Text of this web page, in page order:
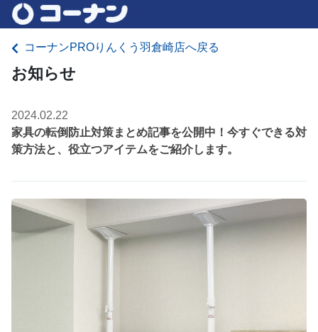
コーナンPROりんくう羽倉崎店へ戻る
お知らせ
2024.02.22
家具の転倒防止対策まとめ記事を公開中！今すぐできる対
策方法と、役立つアイテムをご紹介します。